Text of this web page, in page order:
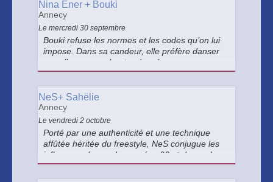
mélancolie cinématographique.
Nina Ener + Bouki
Annecy
Le mercredi 30 septembre
Bouki refuse les normes et les codes qu’on lui
impose. Dans sa candeur, elle préfère danser
sous l’orage ou chanter des chansons pop sur
des rythmes de drum’n’bass. Avec elle, Nina
ironie et lucidité.
NeS+ Sahëlie
Annecy
Le vendredi 2 octobre
Porté par une authenticité et une technique
affûtée héritée du freestyle, NeS conjugue les
influences du rap des années 90 et des codes
plus contemporains. Et en première partie :